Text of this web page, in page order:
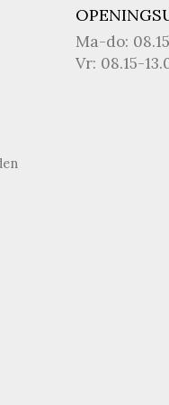
Ma-do:
Vr: 08.15-